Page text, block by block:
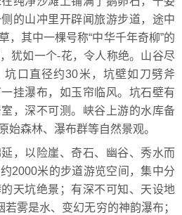
的山冲里开辟闻旅游步道，途中
，其中一棵号称“中华千年奇柳”的
犹如一个-花，令人称绝。山谷尽
坑口直径约30米，坑壁如刀劈斧
挂瀑布，如玉帘临风。坑石壁有
，深不可测。峡谷上游的水库备
始森林、瀑布群等自然景观。
以险崖、奇石、幽谷、秀水而
2000米的步道游览空间，集中分
天坑绝景；有深不可知、天设地
若雾是水、变幻无穷的神韵瀑布；